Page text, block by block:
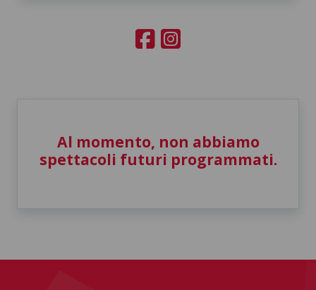
Al momento, non abbiamo
spettacoli futuri programmati.